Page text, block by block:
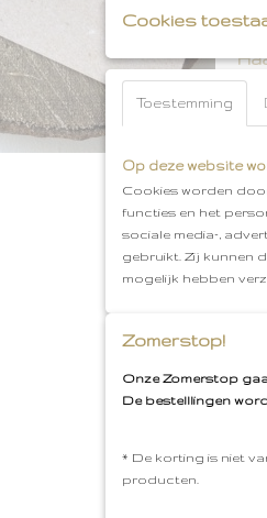
De
Cookies
Toestemming
Op deze website
Cookies worden
functies en het
sociale media-,
gebruikt. Zij kunnen
mogelijk hebben
Zomerstop!
Onze Zomerstop
De bestelllingen
* De korting is niet
producten.